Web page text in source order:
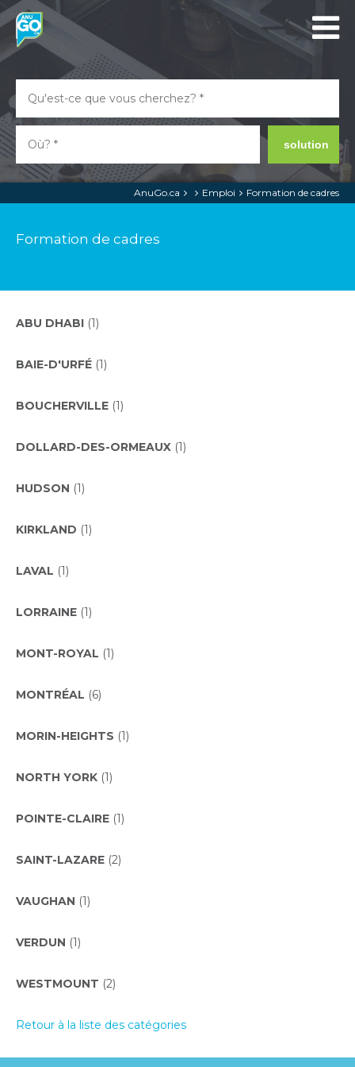
solution
AnuGo.ca Emploi Formation de cadres
Formation de cadres
ABU DHABI (1)
BAIE-D'URFÉ (1)
BOUCHERVILLE (1)
DOLLARD-DES-ORMEAUX (1)
HUDSON (1)
KIRKLAND (1)
LAVAL (1)
LORRAINE (1)
MONT-ROYAL (1)
MONTRÉAL (6)
MORIN-HEIGHTS (1)
NORTH YORK (1)
POINTE-CLAIRE (1)
SAINT-LAZARE (2)
VAUGHAN (1)
VERDUN (1)
WESTMOUNT (2)
Retour à la liste des catégories